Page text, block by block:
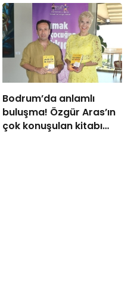
Bodrum’da anlamlı
buluşma! Özgür Aras’ın
çok konuşulan kitabı